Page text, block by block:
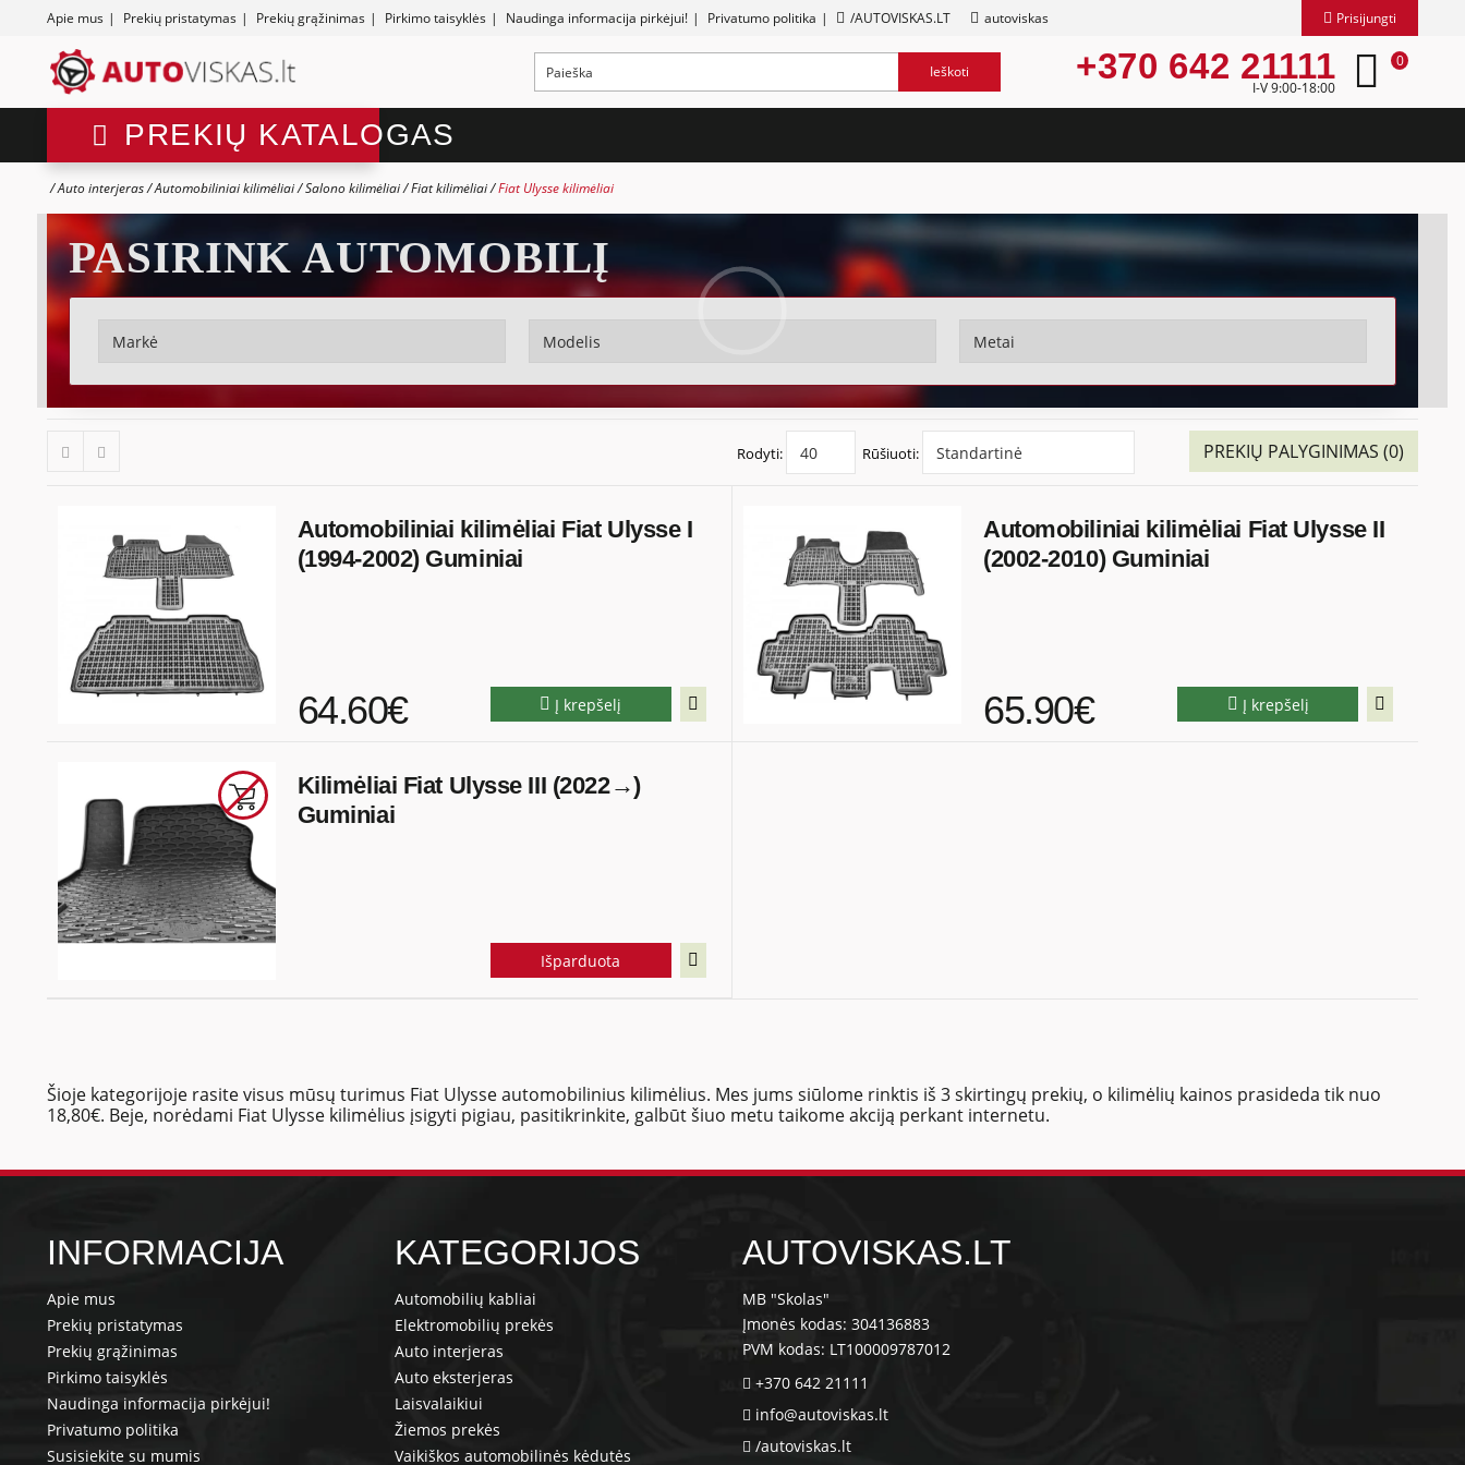
Apie mus | Prekių pristatymas | Prekių grąžinimas | Pirkimo taisyklės | Naudinga informacija pirkėjui! | Privatumo politika | /AUTOVISKAS.LT autoviskas Prisijungti
Ieškoti +370 642 21111
I-V 9:00-18:00
0
PREKIŲ KATALOGAS
Auto interjeras Automobiliniai kilimėliai Salono kilimėliai Fiat kilimėliai Fiat Ulysse kilimėliai
PASIRINK AUTOMOBILĮ
PREKIŲ PALYGINIMAS (0)
Rūšiuoti:
Rodyti:
Automobiliniai kilimėliai Fiat Ulysse I
(1994-2002) Guminiai
64.60€ Į krepšelį
Automobiliniai kilimėliai Fiat Ulysse II
(2002-2010) Guminiai
65.90€ Į krepšelį
Kilimėliai Fiat Ulysse III (2022→)
Guminiai
Išparduota
Šioje kategorijoje rasite visus mūsų turimus Fiat Ulysse automobilinius kilimėlius. Mes jums siūlome rinktis iš 3 skirtingų prekių, o kilimėlių kainos prasideda tik nuo
18,80€. Beje, norėdami Fiat Ulysse kilimėlius įsigyti pigiau, pasitikrinkite, galbūt šiuo metu taikome akciją perkant internetu.
INFORMACIJA
Apie mus
Prekių pristatymas
Prekių grąžinimas
Pirkimo taisyklės
Naudinga informacija pirkėjui!
Privatumo politika
Susisiekite su mumis
KATEGORIJOS
Automobilių kabliai
Elektromobilių prekės
Auto interjeras
Auto eksterjeras
Laisvalaikiui
Žiemos prekės
Vaikiškos automobilinės kėdutės
AUTOVISKAS.LT
MB "Skolas"
Įmonės kodas: 304136883
PVM kodas: LT100009787012
+370 642 21111
info@autoviskas.lt
/autoviskas.lt